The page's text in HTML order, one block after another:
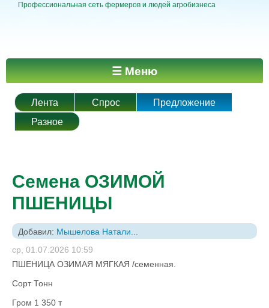
Профессиональная сеть фермеров и людей агробизнеса
Главное меню ☰ Меню
Лента Спрос
Предложение
Разное
Семена ОЗИМОЙ
ПШЕНИЦЫ
Добавил: Мышелова Натали...
ср, 01.07.2026 10:59
ПШЕНИЦА ОЗИМАЯ МЯГКАЯ /семенная.
Сорт Тонн
Гром 1 350 т